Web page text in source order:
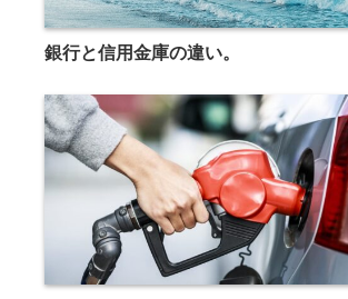
銀行と信用金庫の違い。